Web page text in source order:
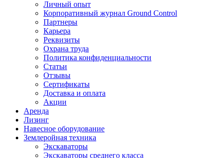
Личный опыт
Корпоративный журнал Ground Control
Партнеры
Карьера
Реквизиты
Охрана труда
Политика конфиденциальности
Статьи
Отзывы
Сертификаты
Доставка и оплата
Акции
Аренда
Лизинг
Навесное оборудование
Землеройная техника
Экскаваторы
Экскаваторы среднего класса